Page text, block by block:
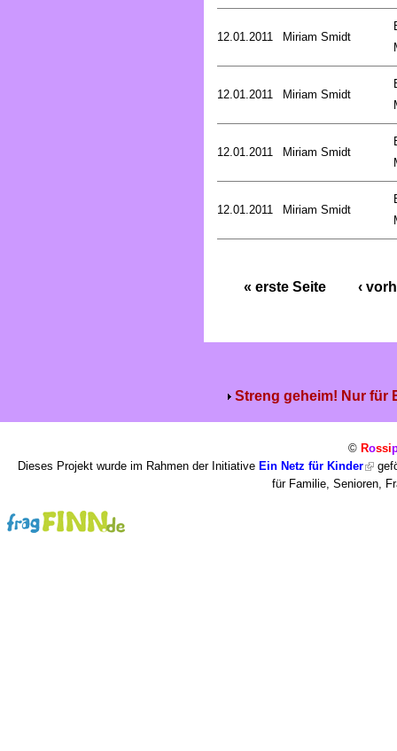
12.01.2011 Miriam Smidt
12.01.2011 Miriam Smidt
12.01.2011 Miriam Smidt
12.01.2011 Miriam Smidt
« erste Seite ‹
Streng geheim! Nur für
© Rossi
Dieses Projekt wurde im Rahmen der Initiative Ein Netz für Kinder
für Familie, Senioren,